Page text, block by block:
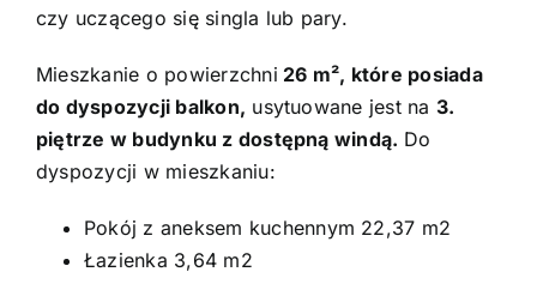
czy uczącego się singla lub pary.
Mieszkanie o powierzchni 26 m², które posiada
do dyspozycji balkon, usytuowane jest na 3.
piętrze w budynku z dostępną windą. Do
dyspozycji w mieszkaniu:
Pokój z aneksem kuchennym 22,37 m2
Łazienka 3,64 m2